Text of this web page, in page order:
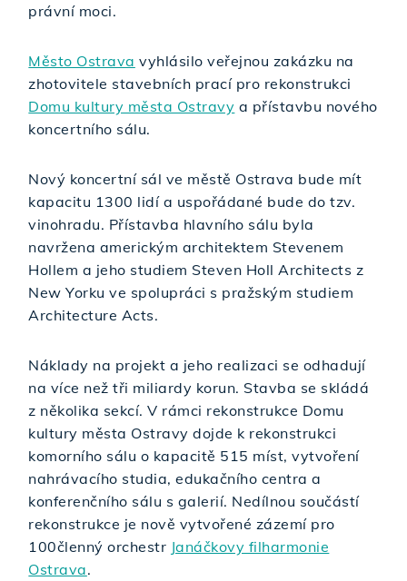
právní moci.
Město Ostrava vyhlásilo veřejnou zakázku na
zhotovitele stavebních prací pro rekonstrukci
Domu kultury města Ostravy a přístavbu nového
koncertního sálu.
Nový koncertní sál ve městě Ostrava bude mít
kapacitu 1300 lidí a uspořádané bude do tzv.
vinohradu. Přístavba hlavního sálu byla
navržena americkým architektem Stevenem
Hollem a jeho studiem Steven Holl Architects z
New Yorku ve spolupráci s pražským studiem
Architecture Acts.
Náklady na projekt a jeho realizaci se odhadují
na více než tři miliardy korun. Stavba se skládá
z několika sekcí. V rámci rekonstrukce Domu
kultury města Ostravy dojde k rekonstrukci
komorního sálu o kapacitě 515 míst, vytvoření
nahrávacího studia, edukačního centra a
konferenčního sálu s galerií. Nedílnou součástí
rekonstrukce je nově vytvořené zázemí pro
100členný orchestr Janáčkovy filharmonie
Ostrava.